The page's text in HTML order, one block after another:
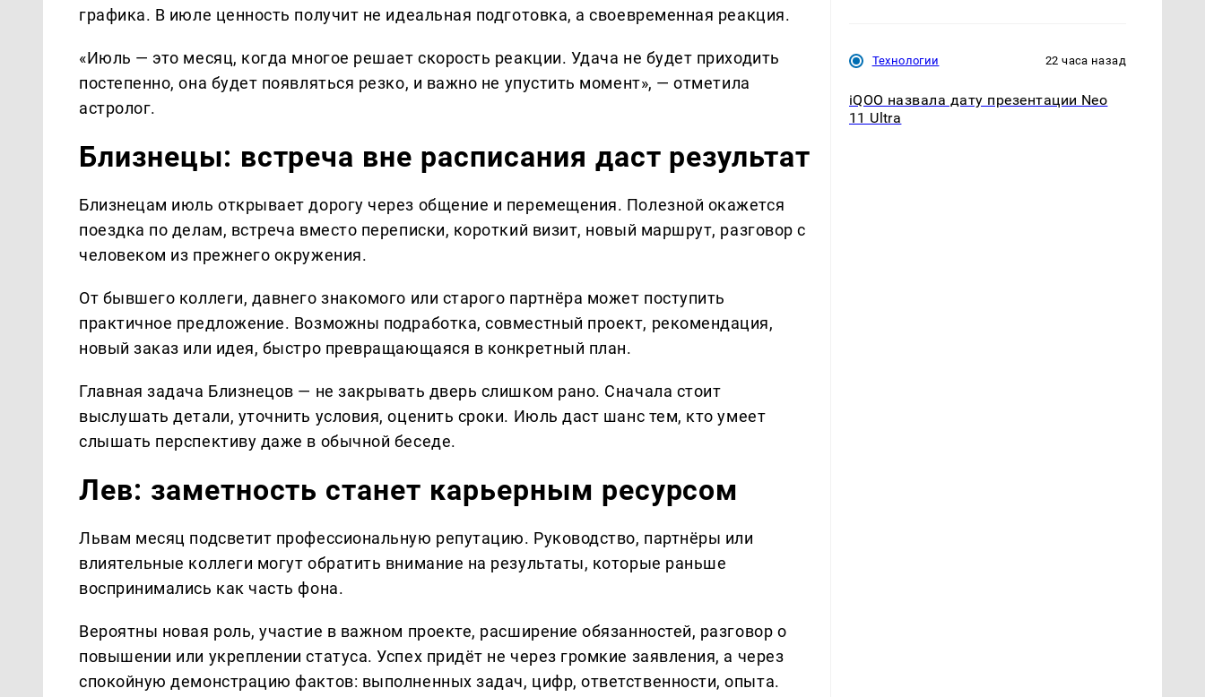
графика. В июле ценность получит не идеальная подготовка, а своевременная реакция.
«Июль — это месяц, когда многое решает скорость реакции. Удача не будет приходить
постепенно, она будет появляться резко, и важно не упустить момент», — отметила
астролог.
Близнецы: встреча вне расписания даст результат
Близнецам июль открывает дорогу через общение и перемещения. Полезной окажется
поездка по делам, встреча вместо переписки, короткий визит, новый маршрут, разговор с
человеком из прежнего окружения.
От бывшего коллеги, давнего знакомого или старого партнёра может поступить
практичное предложение. Возможны подработка, совместный проект, рекомендация,
новый заказ или идея, быстро превращающаяся в конкретный план.
Главная задача Близнецов — не закрывать дверь слишком рано. Сначала стоит
выслушать детали, уточнить условия, оценить сроки. Июль даст шанс тем, кто умеет
слышать перспективу даже в обычной беседе.
Лев: заметность станет карьерным ресурсом
Львам месяц подсветит профессиональную репутацию. Руководство, партнёры или
влиятельные коллеги могут обратить внимание на результаты, которые раньше
воспринимались как часть фона.
Вероятны новая роль, участие в важном проекте, расширение обязанностей, разговор о
повышении или укреплении статуса. Успех придёт не через громкие заявления, а через
спокойную демонстрацию фактов: выполненных задач, цифр, ответственности, опыта.
Технологии 22 часа назад
iQOO назвала дату презентации Neo
11 Ultra